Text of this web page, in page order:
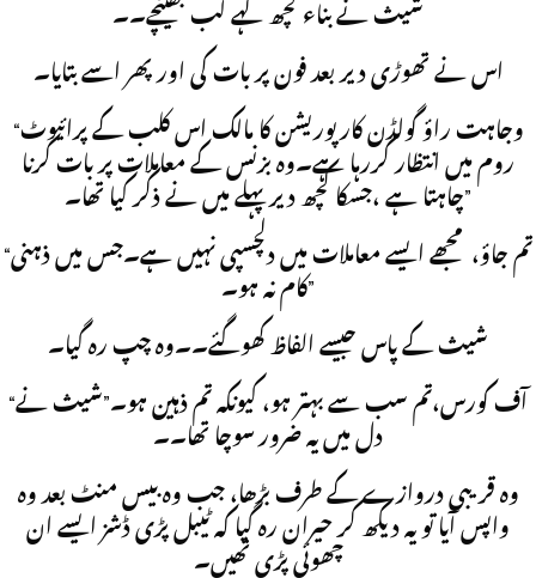
شیث نے بناء کچھ کہے لب بھینچے۔۔
اس نے تھوڑی دیر بعد فون پر بات کی اور پھر اسے بتایا۔
“وجاہت راؤ گولڈن کارپوریشن کا مالک اس کلب کے پرائیوٹ
روم میں انتظار کررہا ہے۔وہ بزنس کے معاملات پر بات کرنا
چاہتا ہے ،جسکا کچھ دیر پہلے میں نے ذکر کیا تھا۔”
“تم جاؤ، مجھے ایسے معاملات میں دلچسپی نہیں ہے۔جس میں ذہنی
کام نہ ہو۔”
شیث کے پاس جیسے الفاظ کھوگئے۔۔وہ چپ رہ گیا۔
“آف کورس،تم سب سے بہتر ہو، کیونکہ تم ذہین ہو۔”شیث نے
دل میں یہ ضرور سوچا تھا۔۔
وہ قریبی دروازے کے طرف بڑھا، جب وہ بیس منٹ بعد وہ
واپس آیا تو یہ دیکھ کر حیران رہ گیا کہ ٹیبل پڑی ڈشز ایسے ان
چھوئی پڑی تھیں۔